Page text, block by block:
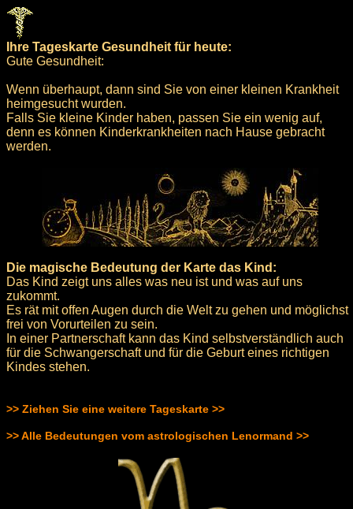
Ihre Tageskarte Gesundheit für heute:
Gute Gesundheit:
Wenn überhaupt, dann sind Sie von einer kleinen Krankheit
heimgesucht wurden.
Falls Sie kleine Kinder haben, passen Sie ein wenig auf,
denn es können Kinderkrankheiten nach Hause gebracht
werden.
Die magische Bedeutung der Karte das Kind:
Das Kind zeigt uns alles was neu ist und was auf uns
zukommt.
Es rät mit offen Augen durch die Welt zu gehen und möglichst
frei von Vorurteilen zu sein.
In einer Partnerschaft kann das Kind selbstverständlich auch
für die Schwangerschaft und für die Geburt eines richtigen
Kindes stehen.
>> Ziehen Sie eine weitere Tageskarte >>
>> Alle Bedeutungen vom astrologischen Lenormand >>